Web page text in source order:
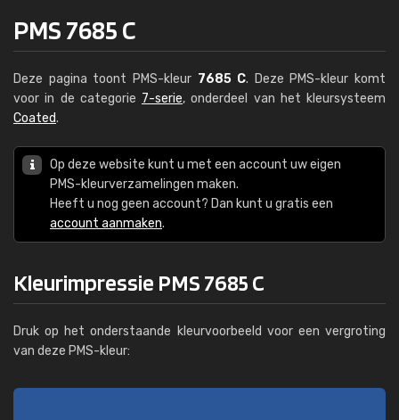
PMS 7685 C
Deze pagina toont PMS-kleur 7685 C. Deze PMS-kleur komt
voor in de categorie 7-serie, onderdeel van het kleursysteem
Coated.
Op deze website kunt u met een account uw eigen
PMS-kleurverzamelingen maken.
Heeft u nog geen account? Dan kunt u gratis een
account aanmaken.
Kleurimpressie PMS 7685 C
Druk op het onderstaande kleurvoorbeeld voor een vergroting
van deze PMS-kleur: